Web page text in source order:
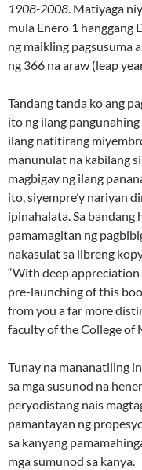
1908-2008. Matiyaga
mula Enero 1 hanggang
ng maikling pagsusuma
ng 366 na araw (leap
Tandang tanda ko ang
ito ng ilang
ilang natitirang
manunulat na kabilang
magbigay ng ilang
ito, siyempre’y nariyan
ipinahalata. Sa bandang
pamamagitan ng
nakasulat sa libreng
“With deep
pre-launching of this
from you a far more
faculty of the College of
Tunay na mananatiling
sa mga susunod na
peryodistang nais
pamantayan ng
sa kanyang
mga sumunod sa kanya.